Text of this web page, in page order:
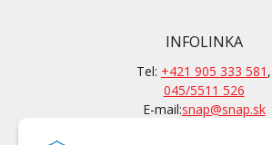
INFOLINKA
Tel: +421 905 333 581 ,
045/5511 526
E-mail:snap@snap.sk